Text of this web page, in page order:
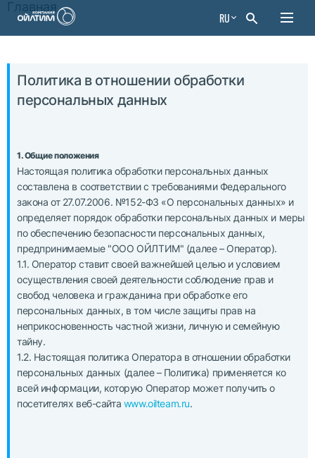
RU
Главная
Политика в отношении обработки
персональных данных
1. Общие положения
Настоящая политика обработки персональных данных
составлена в соответствии с требованиями Федерального
закона от 27.07.2006. №152-ФЗ «О персональных данных» и
определяет порядок обработки персональных данных и меры
по обеспечению безопасности персональных данных,
предпринимаемые "ООО ОЙЛТИМ" (далее – Оператор).
1.1. Оператор ставит своей важнейшей целью и условием
осуществления своей деятельности соблюдение прав и
свобод человека и гражданина при обработке его
персональных данных, в том числе защиты прав на
неприкосновенность частной жизни, личную и семейную
тайну.
1.2. Настоящая политика Оператора в отношении обработки
персональных данных (далее – Политика) применяется ко
всей информации, которую Оператор может получить о
посетителях веб-сайта www.oilteam.ru.